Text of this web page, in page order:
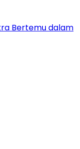
Bertemu dalam